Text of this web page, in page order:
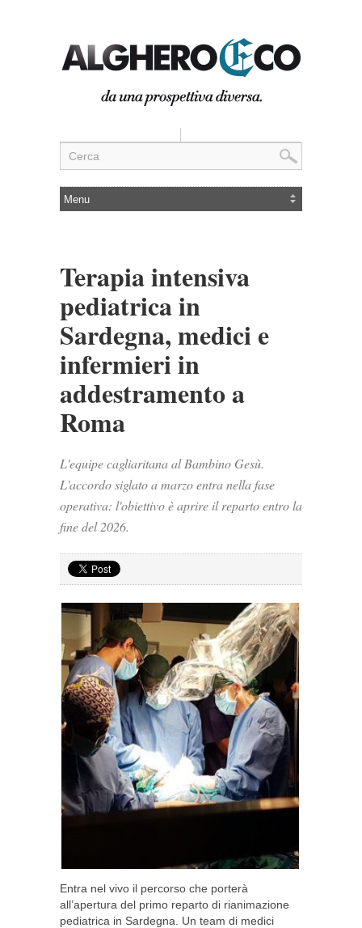
Terapia intensiva
pediatrica in
Sardegna, medici e
infermieri in
addestramento a
Roma
L'equipe cagliaritana al Bambino Gesù.
L'accordo siglato a marzo entra nella fase
operativa: l'obiettivo è aprire il reparto entro la
fine del 2026.
Entra nel vivo il percorso che porterà
all’apertura del primo reparto di rianimazione
pediatrica in Sardegna. Un team di medici